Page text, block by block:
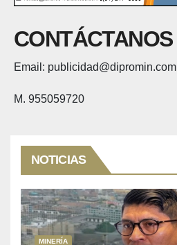
CONTÁCTANOS
Email: publicidad@dipromin.com
M. 955059720
NOTICIAS
MINERÍA